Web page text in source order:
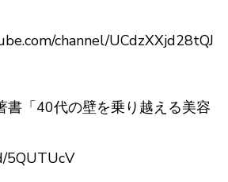
channel/UCdzXXjd28tQJ
書「40代の壁を乗り越える美容
5QUTUcV